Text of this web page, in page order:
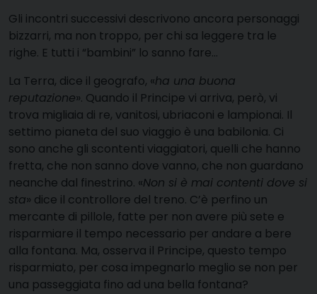
Gli incontri successivi descrivono ancora personaggi
bizzarri, ma non troppo, per chi sa leggere tra le
righe. E tutti i “bambini” lo sanno fare…
La Terra, dice il geografo, «ha una buona
reputazione». Quando il Principe vi arriva, però, vi
trova migliaia di re, vanitosi, ubriaconi e lampionai. Il
settimo pianeta del suo viaggio è una babilonia. Ci
sono anche gli scontenti viaggiatori, quelli che hanno
fretta, che non sanno dove vanno, che non guardano
neanche dal finestrino. «Non si è mai contenti dove si
sta» dice il controllore del treno. C’è perfino un
mercante di pillole, fatte per non avere più sete e
risparmiare il tempo necessario per andare a bere
alla fontana. Ma, osserva il Principe, questo tempo
risparmiato, per cosa impegnarlo meglio se non per
una passeggiata fino ad una bella fontana?